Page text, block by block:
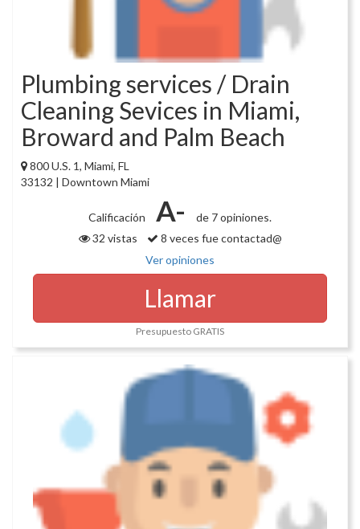
Plumbing services / Drain
Cleaning Sevices in Miami,
Broward and Palm Beach
800 U.S. 1, Miami, FL
33132 | Downtown Miami
Calificación A-
de 7 opiniones.
32 vistas
8 veces fue contactad@
Ver opiniones
Llamar
Presupuesto GRATIS